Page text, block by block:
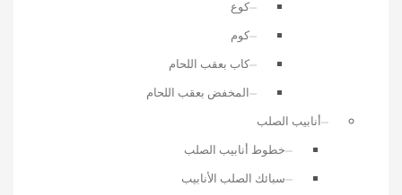
كوع
كوم
كاب بعقب اللحام
المخفض بعقب اللحام
أنابيب الصلب
خطوط أنابيب الصلب
سبائك الصلب الأنابيب